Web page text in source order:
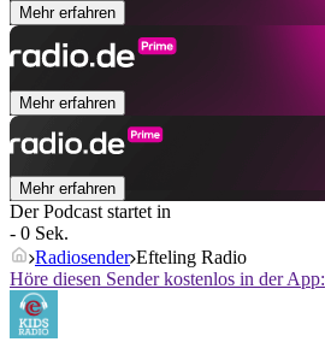
Mehr erfahren
Mehr erfahren
Mehr erfahren
Der Podcast startet in
- 0 Sek.
Radiosender Efteling Radio
Höre diesen Sender kostenlos in der App: